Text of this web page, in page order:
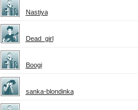
Nastiya
Dead_girl
Boogi
sanka-blondinka